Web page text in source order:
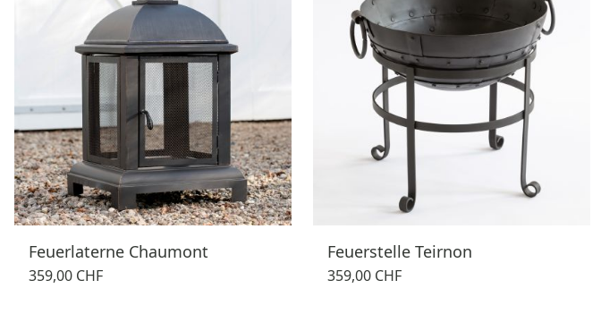
Feuerlaterne Chaumont
359,00 CHF
Feuerstelle Teirnon
359,00 CHF